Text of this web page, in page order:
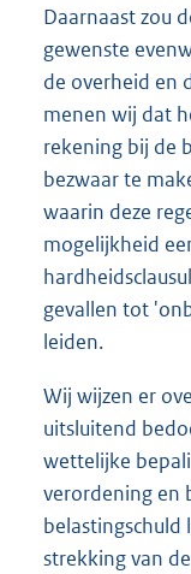
Daarnaast zou
gewenste
de overheid en
menen wij dat
rekening bij de
bezwaar te
waarin deze
mogelijkheid
gevallen tot
leiden.
Wij wijzen er
uitsluitend
wettelijke
verordening en
belastingschuld
strekking van